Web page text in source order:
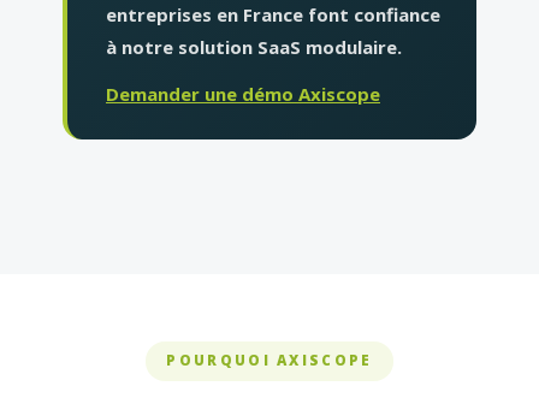
entreprises en France font confiance
à notre solution SaaS modulaire.
Demander une démo Axiscope
POURQUOI AXISCOPE